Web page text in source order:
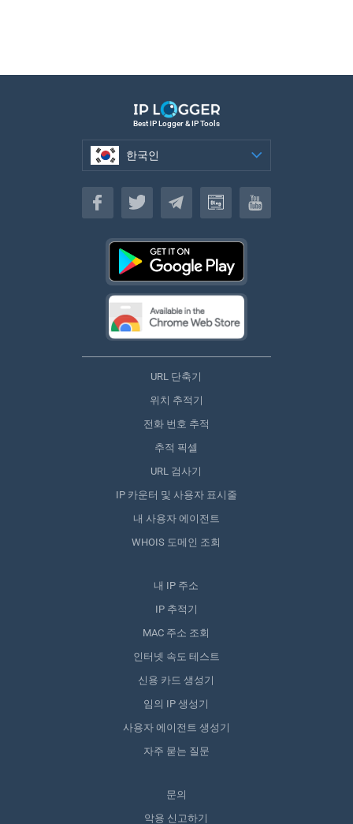
Best IP Logger & IP Tools
한국인
한국인
URL 단축기
위치 추적기
전화 번호 추적
추적 픽셀
URL 검사기
IP 카운터 및 사용자 표시줄
내 사용자 에이전트
WHOIS 도메인 조회
내 IP 주소
IP 추적기
MAC 주소 조회
인터넷 속도 테스트
신용 카드 생성기
임의 IP 생성기
사용자 에이전트 생성기
자주 묻는 질문
문의
악용 신고하기